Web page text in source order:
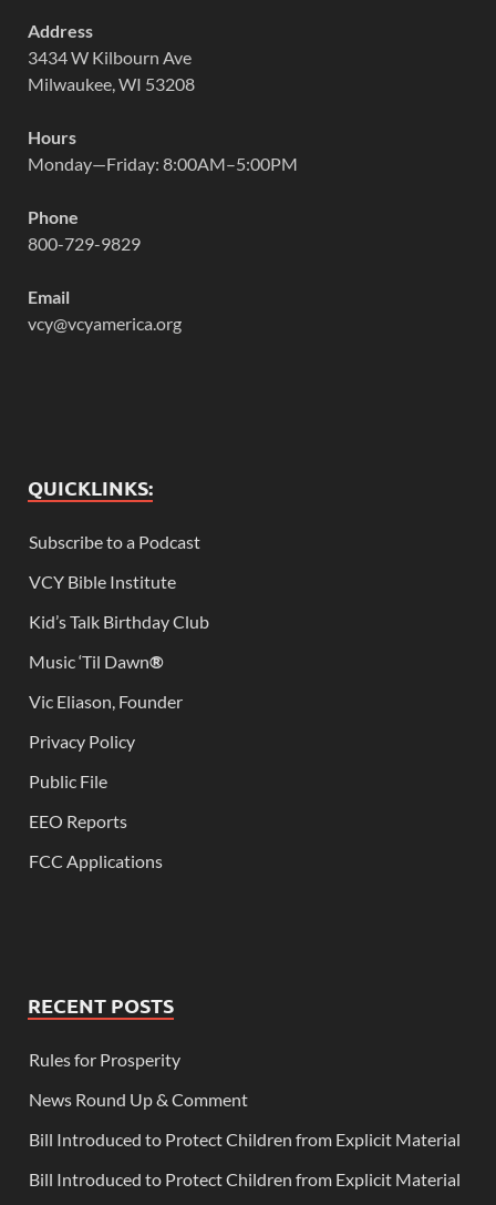
Address
3434 W Kilbourn Ave
Milwaukee, WI 53208
Hours
Monday—Friday: 8:00AM–5:00PM
Phone
800-729-9829
Email
vcy@vcyamerica.org
QUICKLINKS:
Subscribe to a Podcast
VCY Bible Institute
Kid’s Talk Birthday Club
Music ‘Til Dawn®
Vic Eliason, Founder
Privacy Policy
Public File
EEO Reports
FCC Applications
RECENT POSTS
Rules for Prosperity
News Round Up & Comment
Bill Introduced to Protect Children from Explicit Material
Bill Introduced to Protect Children from Explicit Material